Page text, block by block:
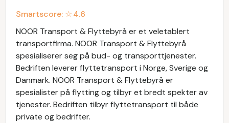
Smartscore: ☆4.6
NOOR Transport & Flyttebyrå er et veletablert
transportfirma. NOOR Transport & Flyttebyrå
spesialiserer seg på bud- og transporttjenester.
Bedriften leverer flyttetransport i Norge, Sverige og
Danmark. NOOR Transport & Flyttebyrå er
spesialister på flytting og tilbyr et bredt spekter av
tjenester. Bedriften tilbyr flyttetransport til både
private og bedrifter.